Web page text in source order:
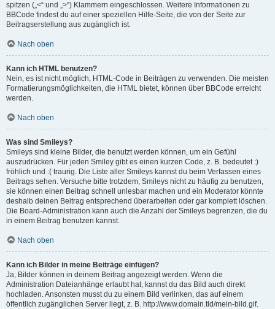
spitzen („<“ und „>“) Klammern eingeschlossen. Weitere Informationen zu
BBCode findest du auf einer speziellen Hilfe-Seite, die von der Seite zur
Beitragserstellung aus zugänglich ist.
Nach oben
Kann ich HTML benutzen?
Nein, es ist nicht möglich, HTML-Code in Beiträgen zu verwenden. Die meisten
Formatierungsmöglichkeiten, die HTML bietet, können über BBCode erreicht
werden.
Nach oben
Was sind Smileys?
Smileys sind kleine Bilder, die benutzt werden können, um ein Gefühl
auszudrücken. Für jeden Smiley gibt es einen kurzen Code, z. B. bedeutet :)
fröhlich und :( traurig. Die Liste aller Smileys kannst du beim Verfassen eines
Beitrags sehen. Versuche bitte trotzdem, Smileys nicht zu häufig zu benutzen,
sie können einen Beitrag schnell unlesbar machen und ein Moderator könnte
deshalb deinen Beitrag entsprechend überarbeiten oder gar komplett löschen.
Die Board-Administration kann auch die Anzahl der Smileys begrenzen, die du
in einem Beitrag benutzen kannst.
Nach oben
Kann ich Bilder in meine Beiträge einfügen?
Ja, Bilder können in deinem Beitrag angezeigt werden. Wenn die
Administration Dateianhänge erlaubt hat, kannst du das Bild auch direkt
hochladen. Ansonsten musst du zu einem Bild verlinken, das auf einem
öffentlich zugänglichen Server liegt, z. B. http://www.domain.tld/mein-bild.gif.